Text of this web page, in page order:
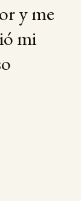
y me
mi